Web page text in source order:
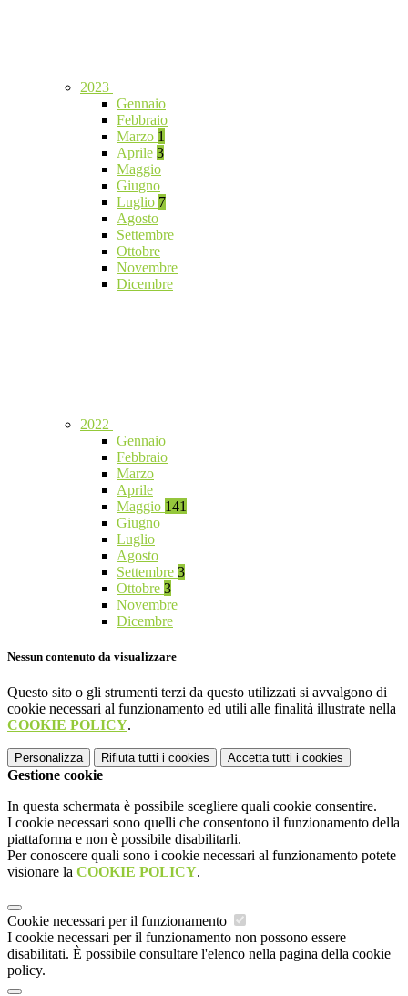
2023
Gennaio
Febbraio
Marzo 1
Aprile 3
Maggio
Giugno
Luglio 7
Agosto
Settembre
Ottobre
Novembre
Dicembre
2022
Gennaio
Febbraio
Marzo
Aprile
Maggio 141
Giugno
Luglio
Agosto
Settembre 3
Ottobre 3
Novembre
Dicembre
Nessun contenuto da visualizzare
Questo sito o gli strumenti terzi da questo utilizzati si avvalgono di
cookie necessari al funzionamento ed utili alle finalità illustrate nella
COOKIE POLICY.
Personalizza Rifiuta tutti i cookies Accetta tutti i cookies
Gestione cookie
In questa schermata è possibile scegliere quali cookie consentire.
I cookie necessari sono quelli che consentono il funzionamento della
piattaforma e non è possibile disabilitarli.
Per conoscere quali sono i cookie necessari al funzionamento potete
visionare la COOKIE POLICY.
Cookie necessari per il funzionamento
I cookie necessari per il funzionamento non possono essere
disabilitati. È possibile consultare l'elenco nella pagina della cookie
policy.